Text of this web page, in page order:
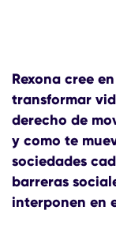
Rexona cree
transformar
derecho de
y como te
sociedades
barreras
interponen en